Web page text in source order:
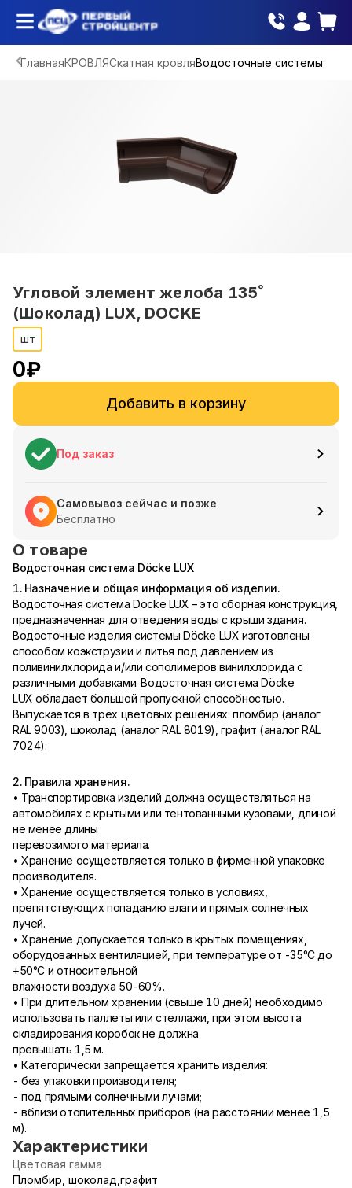
ГлавнаяКРОВЛЯСкатная кровляВодосточные системы
Угловой элемент желоба 135˚
(Шоколад) LUX, DOCKE
шт
0₽
Добавить в корзину
Под заказ
Самовывоз сейчас и позже
Бесплатно
О товаре
Водосточная система Döcke LUX
1. Назначение и общая информация об изделии.
Водосточная система Döcke LUX – это сборная конструкция,
предназначенная для отведения воды с крыши здания.
Водосточные изделия системы Döcke LUX изготовлены
способом коэкструзии и литья под давлением из
поливинилхлорида и/или сополимеров винилхлорида с
различными добавками. Водосточная система Döcke
LUX обладает большой пропускной способностью.
Выпускается в трёх цветовых решениях: пломбир (аналог
RAL 9003), шоколад (аналог RAL 8019), графит (аналог RAL
7024).
2. Правила хранения.
• Транспортировка изделий должна осуществляться на
автомобилях с крытыми или тентованными кузовами, длиной
не менее длины
перевозимого материала.
• Хранение осуществляется только в фирменной упаковке
производителя.
• Хранение осуществляется только в условиях,
препятствующих попаданию влаги и прямых солнечных
лучей.
• Хранение допускается только в крытых помещениях,
оборудованных вентиляцией, при температуре от -35°С до
+50°С и относительной
влажности воздуха 50-60%.
• При длительном хранении (свыше 10 дней) необходимо
использовать паллеты или стеллажи, при этом высота
складирования коробок не должна
превышать 1,5 м.
• Категорически запрещается хранить изделия:
- без упаковки производителя;
- под прямыми солнечными лучами;
- вблизи отопительных приборов (на расстоянии менее 1,5
м).
Характеристики
Цветовая гамма
Пломбир, шоколад,графит